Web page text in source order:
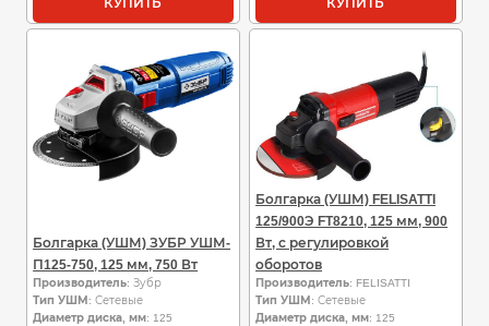
КУПИТЬ КУПИТЬ
Болгарка (УШМ) ЗУБР УШМ-
П125-750, 125 мм, 750 Вт
Производитель: Зубр
Тип УШМ : Сетевые
Диаметр диска, мм: 125
Болгарка (УШМ) FELISATTI
125/900Э FT8210, 125 мм, 900
Вт, с регулировкой
оборотов
Производитель: FELISATTI
Тип УШМ : Сетевые
Диаметр диска, мм: 125